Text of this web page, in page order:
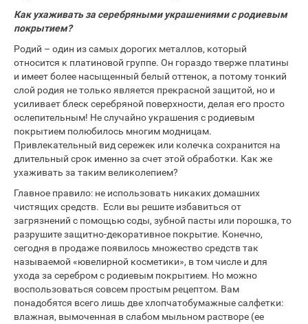
Как ухаживать за серебряными украшениями с родиевым
покрытием?
Родий – один из самых дорогих металлов, который
относится к платиновой группе. Он гораздо тверже платины
и имеет более насыщенный белый оттенок, а потому тонкий
слой родия не только является прекрасной защитой, но и
усиливает блеск серебряной поверхности, делая его просто
ослепительным! Не случайно украшения с родиевым
покрытием полюбилось многим модницам.
Привлекательный вид сережек или колечка сохранится на
длительный срок именно за счет этой обработки. Как же
ухаживать за таким великолепием?
Главное правило: не использовать никаких домашних
чистящих средств. Если вы решите избавиться от
загрязнений с помощью соды, зубной пасты или порошка, то
разрушите защитно-декоративное покрытие. Конечно,
сегодня в продаже появилось множество средств так
называемой «ювелирной косметики», в том числе и для
ухода за серебром с родиевым покрытием. Но можно
воспользоваться совсем простым рецептом. Вам
понадобятся всего лишь две хлопчатобумажные салфетки:
влажная, вымоченная в слабом мыльном растворе (ее